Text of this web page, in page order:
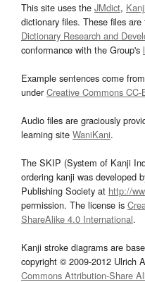
This site uses the JMdict,
dictionary files. These files
Dictionary Research and
conformance with the Group's
Example sentences come
underCreative Commons CC-
Audio files are graciously
learning site WaniKani.
The SKIP (System of Kanji
ordering kanji was developed
Publishing Society at http://
permission. The license is
ShareAlike 4.0 International.
Kanji stroke diagrams are
copyright © 2009-2012 Ulrich
Commons Attribution-Share